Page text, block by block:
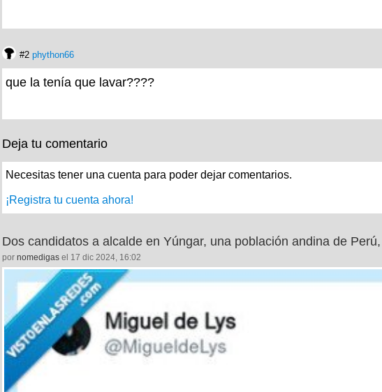
#2 phython66
que la tenía que lavar????
Deja tu comentario
Necesitas tener una cuenta para poder dejar comentarios.
¡Registra tu cuenta ahora!
Dos candidatos a alcalde en Yúngar, una población andina de
por nomedigas el 17 dic 2024, 16:02